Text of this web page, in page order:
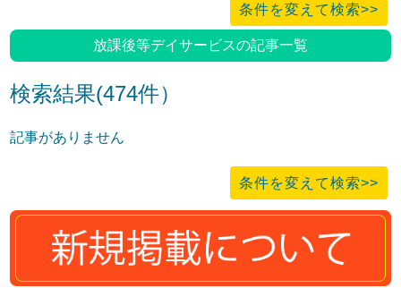
条件を変えて検索>>
放課後等デイサービスの記事一覧
検索結果(474件）
記事がありません
条件を変えて検索>>